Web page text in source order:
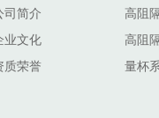
司简介
业文化
质荣誉
高阻
高阻
量杯